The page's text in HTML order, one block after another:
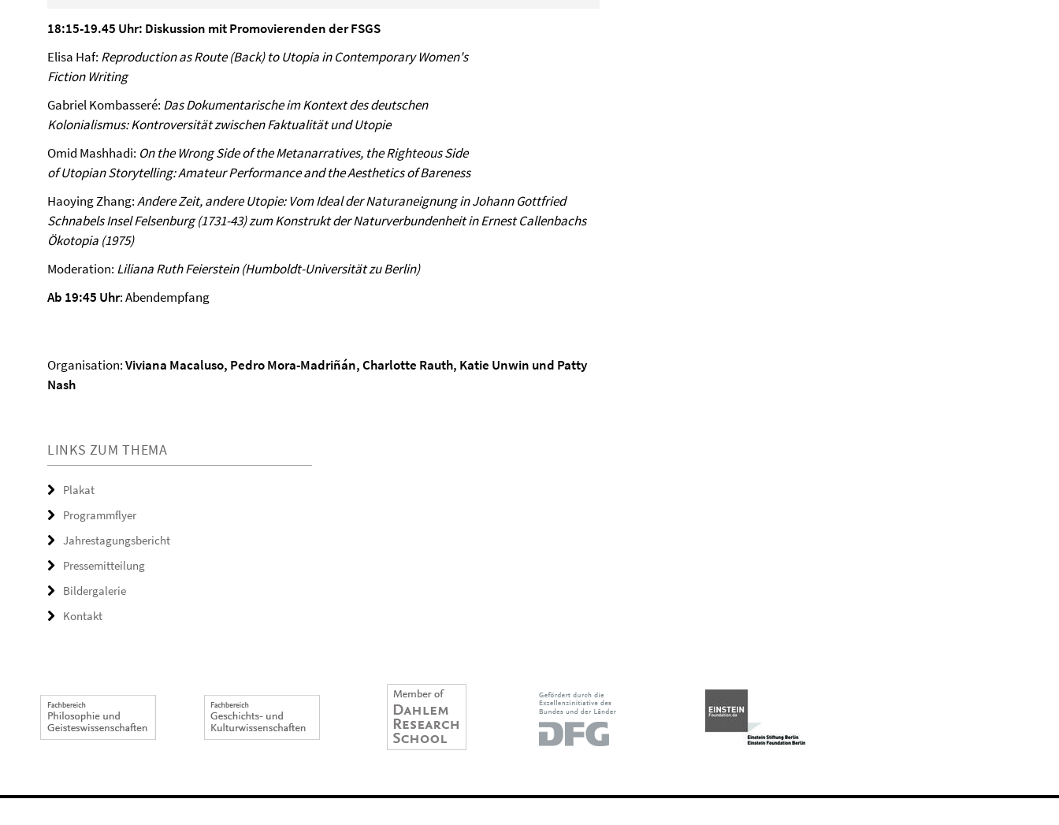
18:15-19.45 Uhr: Diskussion mit Promovierenden der FSGS
Elisa Haf: Reproduction as Route (Back) to Utopia in Contemporary Women's
Fiction Writing
Gabriel Kombasseré: Das Dokumentarische im Kontext des deutschen
Kolonialismus: Kontroversität zwischen Faktualität und Utopie
Omid Mashhadi: On the Wrong Side of the Metanarratives, the Righteous Side
of Utopian Storytelling: Amateur Performance and the Aesthetics of Bareness
Haoying Zhang:Andere Zeit, andere Utopie: Vom Ideal der Naturaneignung in Johann Gottfried
Schnabels Insel Felsenburg (1731-43) zum Konstrukt der Naturverbundenheit in Ernest Callenbachs
Ökotopia (1975)
Moderation: Liliana Ruth Feierstein (Humboldt-Universität zu Berlin)
Ab 19:45 Uhr: Abendempfang
Organisation:Viviana Macaluso, Pedro Mora-Madriñán, Charlotte Rauth, Katie Unwin und Patty
Nash
LINKS ZUM THEMA
Plakat
Programmflyer
Jahrestagungsbericht
Pressemitteilung
Bildergalerie
Kontakt